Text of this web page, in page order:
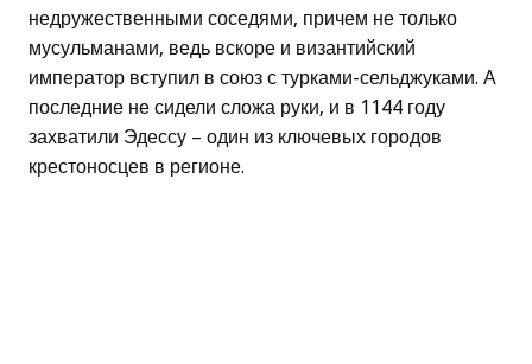
недружественными соседями, причем не только
мусульманами, ведь вскоре и византийский
император вступил в союз с турками-сельджуками. А
последние не сидели сложа руки, и в 1144 году
захватили Эдессу – один из ключевых городов
крестоносцев в регионе.